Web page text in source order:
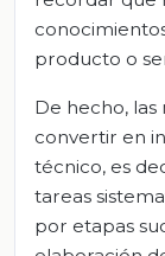
producto o
De hecho,
convertir en
técnico, es
tareas
por etapas